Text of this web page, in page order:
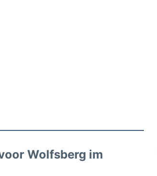
Wolfsberg im